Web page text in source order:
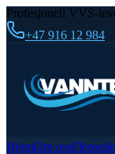
Profesjonell VVS-
+47 916 12 984
HjemOm oss